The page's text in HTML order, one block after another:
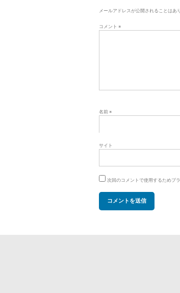
メールアドレスが公開されることはあ
コメント※
名前※
サイト
次回のコメントで使用するためブ